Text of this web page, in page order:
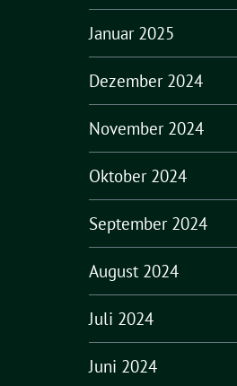
Januar 2025
Dezember 2024
November 2024
Oktober 2024
September 2024
August 2024
Juli 2024
Juni 2024